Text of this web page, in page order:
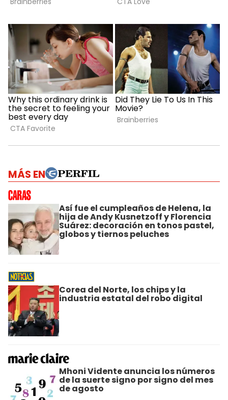
MÁS EN
Así fue el cumpleaños de Helena, la
hija de Andy Kusnetzoff y Florencia
Suárez: decoración en tonos pastel,
globos y tiernos peluches
Corea del Norte, los chips y la
industria estatal del robo digital
Mhoni Vidente anuncia los números
de la suerte signo por signo del mes
de agosto